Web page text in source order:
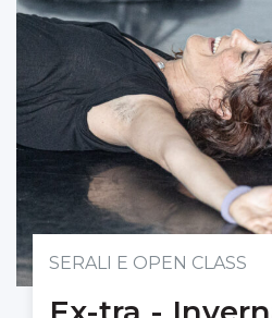
SERALI E OPEN CLASS